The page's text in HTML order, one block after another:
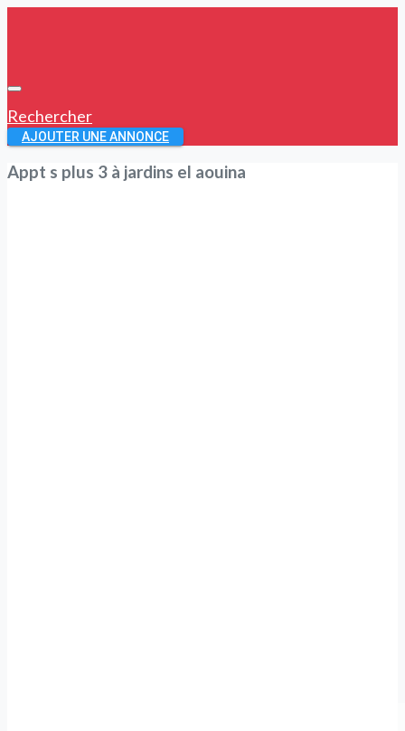
Rechercher
AJOUTER UNE ANNONCE
Appt s plus 3 à jardins el aouina